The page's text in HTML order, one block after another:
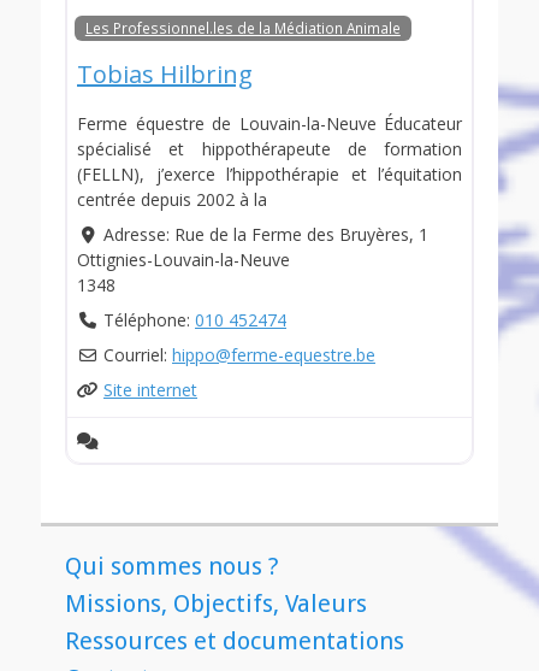
Les Professionnel.les de la Médiation Animale
Tobias Hilbring
Ferme équestre de Louvain-la-Neuve Éducateur
spécialisé et hippothérapeute de formation
(FELLN), j’exerce l’hippothérapie et l’équitation
centrée depuis 2002 à la
Adresse: Rue de la Ferme des Bruyères, 1
Ottignies-Louvain-la-Neuve
1348
Téléphone: 010 452474
Courriel: hippo@ferme-equestre.be
Site internet
Qui sommes nous ?
Missions, Objectifs, Valeurs
Ressources et documentations